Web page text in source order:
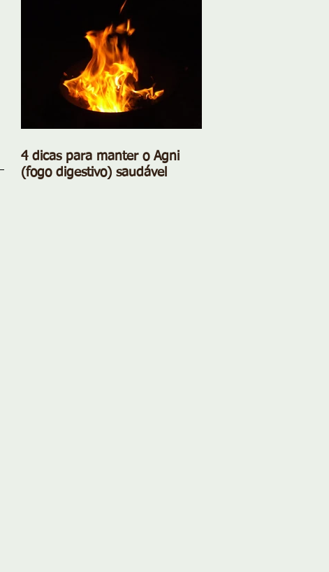
4 dicas para manter o Agni
(fogo digestivo) saudável